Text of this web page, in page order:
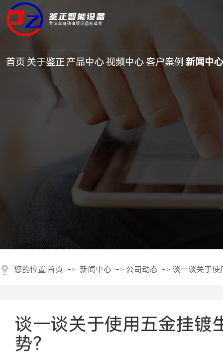
鉴正智能设备
专注全自动电镀设备制造商
首页 关于鉴正产品中心视频中心客户案例 新闻中心
您的位置:首页 -> 新闻中心 -> 公司动态 -> 谈一谈关于使
谈一谈关于使用五金挂镀
势？